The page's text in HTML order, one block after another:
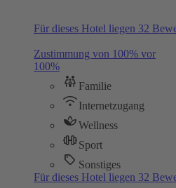
Für dieses Hotel liegen 32
Zustimmung von 100% vor
100%
Familie
Internetzugang
Wellness
Sport
Sonstiges
Für dieses Hotel liegen 32